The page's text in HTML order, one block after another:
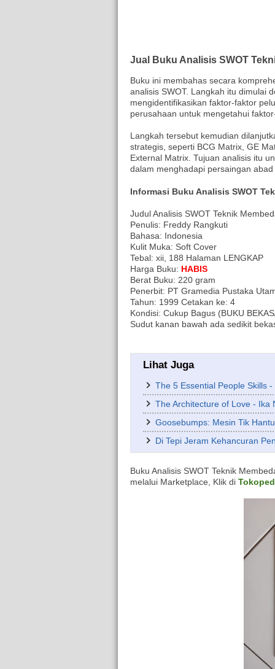
Jual Buku Analisis SWOT
Buku ini membahas secara
analisis SWOT. Langkah itu dimulai
mengidentifikasikan faktor-faktor
perusahaan untuk mengetahui
Langkah tersebut kemudian
strategis, seperti BCG Matrix, GE
External Matrix. Tujuan analisis itu
dalam menghadapi persaingan
Informasi Buku Analisis SWOT
Judul Analisis SWOT Teknik
Penulis: Freddy Rangkuti
Bahasa: Indonesia
Kulit Muka: Soft Cover
Tebal: xii, 188 Halaman LENGKAP
Harga Buku: HABIS
Berat Buku: 220 gram
Penerbit: PT Gramedia Pustaka
Tahun: 1999 Cetakan ke: 4
Kondisi: Cukup Bagus (BUKU
Sudut kanan bawah ada sedikit
Lihat Juga
The 5 Essential People Skills
The Architecture of Love - Ika
Goosebumps: Mesin Tik Hantu
Di Tepi Jeram Kehancuran
Buku Analisis SWOT Teknik
melalui Marketplace, Klik di